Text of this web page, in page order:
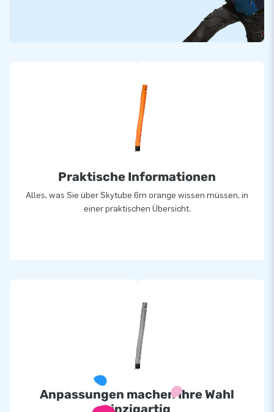
Praktische Informationen
Alles, was Sie über Skytube 6m orange wissen müssen, in
einer praktischen Übersicht.
Anpassungen machen Ihre Wahl
einzigartig